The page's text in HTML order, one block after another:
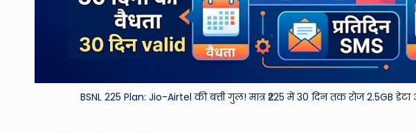
BSNL 225 Plan: Jio-Airtel की बत्ती गुल! मात्र ₹225 में 30 दिन तक रोज 2.5GB